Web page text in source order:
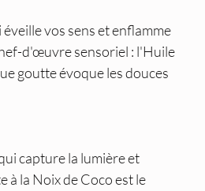
vos sens et enflamme
d'œuvre sensoriel : l'Huile
goutte évoque les douces
capture la lumière et
la Noix de Coco est le